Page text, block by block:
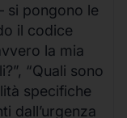
si pongono le
il codice
la mia
“Quali sono
specifiche
dall’urgenza